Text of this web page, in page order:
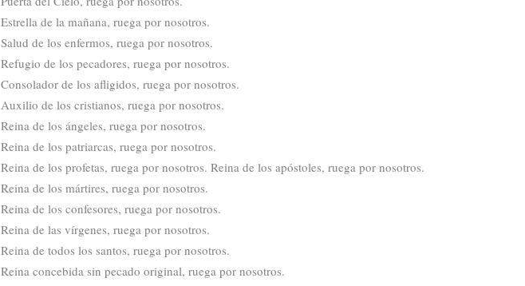
Estrella de la mañana, ruega por nosotros.
Salud de los enfermos, ruega por nosotros.
Refugio de los pecadores, ruega por nosotros.
Consolador de los afligidos, ruega por nosotros.
Auxilio de los cristianos, ruega por nosotros.
Reina de los ángeles, ruega por nosotros.
Reina de los patriarcas, ruega por nosotros.
Reina de los profetas, ruega por nosotros. Reina de los apóstoles, ruega por nosotros.
Reina de los mártires, ruega por nosotros.
Reina de los confesores, ruega por nosotros.
Reina de las vírgenes, ruega por nosotros.
Reina de todos los santos, ruega por nosotros.
Reina concebida sin pecado original, ruega por nosotros.